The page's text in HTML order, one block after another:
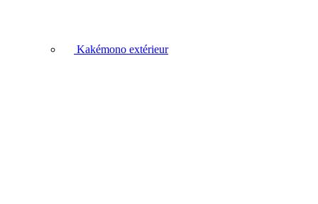
Kakémono extérieur